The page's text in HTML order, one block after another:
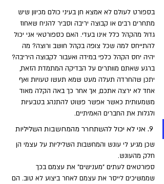
בספורט לעולם לא אמצא חן בעיני כולם מכיוון שיש
מתחרים רבים או קבוצה יריבה וסביר להניח שאחוז
גדול מהקהל כלל אינו בעדי. האם כספורטאי אני יכול
להתייחס למה שכל צופה בקהל חושב ורוצה? מה
יהיה יחס הקהל כלפי במידה ואעבור לקבוצה היריבה?
ברגע שאתם מוותרים על הבדיקה המתמדת הזאת,
יתכן שהחרדה תעלה מעט שמא תעשו טעויות ואף
אחד לא ירצה אתכם, אך אחר כך באה הקלה מאוד
משמעותית כאשר אפשר פשוט להתנהג בטבעיות
ולגלות את החברים האמיתיים.
9. אני לא יכול להשתחרר מהמחשבות השליליות
שכן מגיע לי עונש והמחשבות השליליות על עצמי הן
חלק מהעונש.
ספורטאים לעתים "מענישים" את עצמם בכך
שממשיכים לייסר את עצמם לאחר ביצוע לא טוב. הם